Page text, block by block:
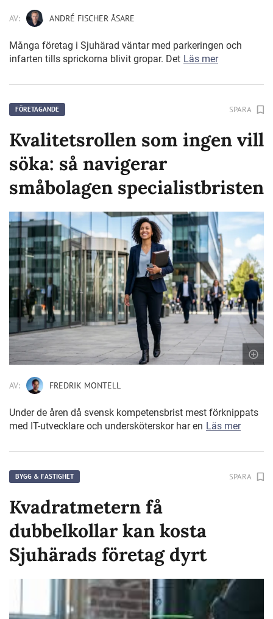
AV: ANDRÉ FISCHER ÅSARE
Många företag i Sjuhärad väntar med parkeringen och
infarten tills sprickorna blivit gropar. Det Läs mer
FÖRETAGANDE SPARA
Kvalitetsrollen som ingen vill
söka: så navigerar
småbolagen specialistbristen
AV: FREDRIK MONTELL
Under de åren då svensk kompetensbrist mest förknippats
med IT-utvecklare och undersköterskor har en Läs mer
BYGG & FASTIGHET SPARA
Kvadratmetern få
dubbelkollar kan kosta
Sjuhärads företag dyrt